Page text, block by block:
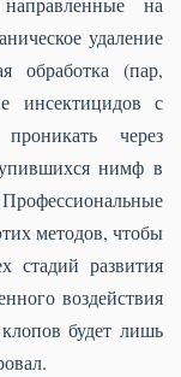
удаление
обработка (пар,
инсектицидов с
через
нимф в
методов, чтобы
стадий развития
воздействия
будет лишь